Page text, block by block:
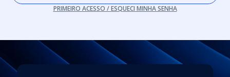
PRIMEIRO ACESSO / ESQUECI MINHA SENHA